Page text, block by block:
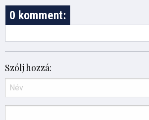
0 komment:
Szólj hozzá: